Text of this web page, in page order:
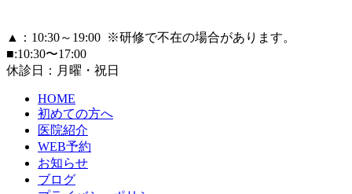
▲：10:30～19:00 ※研修で不在の場合があります。
■:10:30〜17:00
休診日：月曜・祝日
HOME
初めての方へ
医院紹介
WEB予約
お知らせ
ブログ